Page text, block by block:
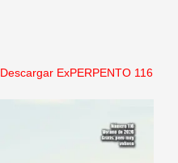
Descargar ExPERPENTO 116